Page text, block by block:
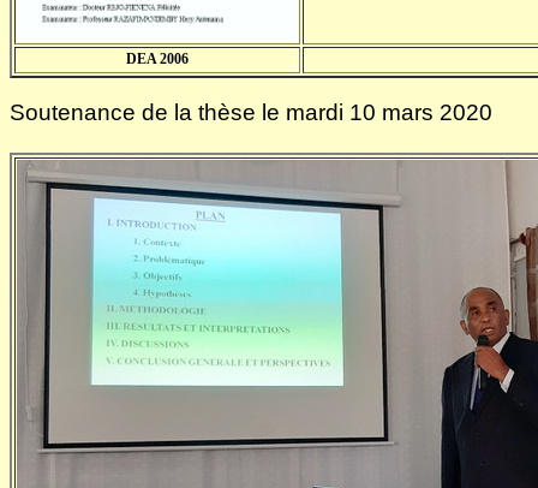
DEA 2006
Soutenance de la thèse le mardi 10 mars 2020